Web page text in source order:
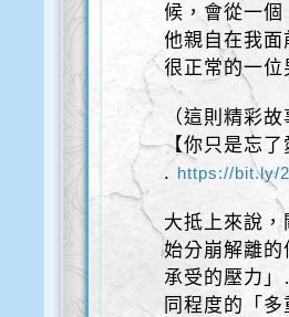
候，會從一
他親自在我
很正常的一
（這則精彩
【你只是忘
. https://bit.ly/
大抵上來說
始分崩解離
承受的壓力
同程度的「多